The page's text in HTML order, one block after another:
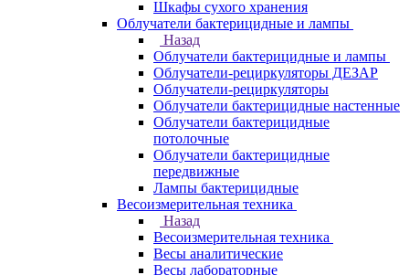
Шкафы сухого хранения
Облучатели бактерицидные и лампы
Назад
Облучатели бактерицидные и лампы
Облучатели-рециркуляторы ДЕЗАР
Облучатели-рециркуляторы
Облучатели бактерицидные настенные
Облучатели бактерицидные
потолочные
Облучатели бактерицидные
передвижные
Лампы бактерицидные
Весоизмерительная техника
Назад
Весоизмерительная техника
Весы аналитические
Весы лабораторные